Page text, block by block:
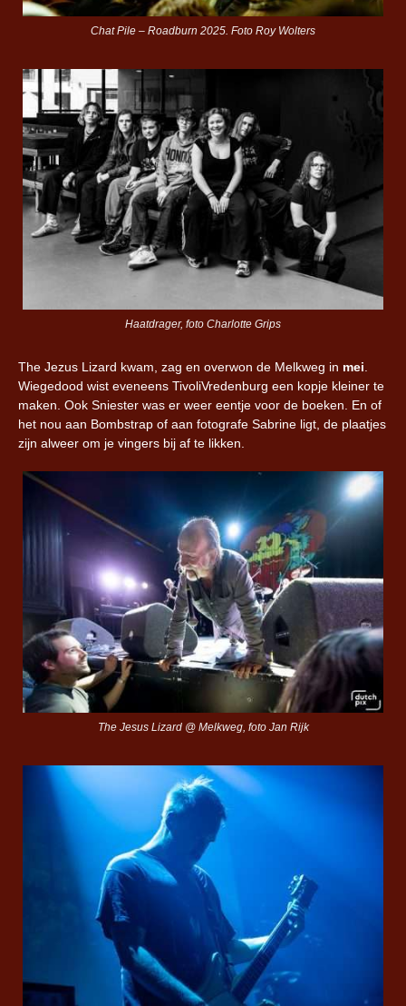
Chat Pile – Roadburn 2025. Foto Roy Wolters
Haatdrager, foto Charlotte Grips
The Jezus Lizard kwam, zag en overwon de Melkweg in mei.
Wiegedood wist eveneens TivoliVredenburg een kopje kleiner te
maken. Ook Sniester was er weer eentje voor de boeken. En of
het nou aan Bombstrap of aan fotografe Sabrine ligt, de plaatjes
zijn alweer om je vingers bij af te likken.
The Jesus Lizard @ Melkweg, foto Jan Rijk